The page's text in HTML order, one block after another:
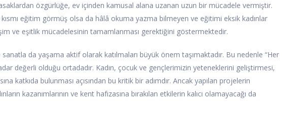
özgürlüğe, ev içinden kamusal alana uzanan uzun bir mücadele vermiştir.
eğitim görmüş olsa da hâlâ okuma yazma bilmeyen ve eğitimi eksik kadınlar
ve eşitlik mücadelesinin tamamlanması gerektiğini göstermektedir.
da yaşama aktif olarak katılmaları büyük önem taşımaktadır. Bu nedenle “Her
değerli olduğu ortadadır. Kadın, çocuk ve gençlerimizin yeteneklerini geliştirmesi,
katkıda bulunması açısından bu kritik bir adımdır. Ancak yapılan projelerin
kazanımlarının ve kent hafızasına bırakılan etkilerin kalıcı olamayacağı da